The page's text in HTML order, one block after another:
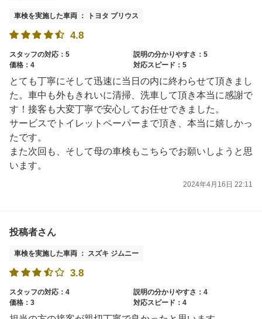
車検を実施した車両 ： トヨタ プリウス
4.8
スタッフの対応：5
説明の分かりやすさ：5
価格：4
対応スピード：5
とても丁寧にそして迅速に当日の内に終わらせて頂きまし
た。車中も外もきれいに清掃、洗車して頂き本当に感謝で
す！接客も大変丁寧で安心してお任せできました。
サービスでトイレットペーパーまで頂き、本当に嬉しかっ
たです。
また次回も、そして母の車検もこちらでお願いしようと思
います。
2024年4月16日 22:11
投稿者さん
車検を実施した車両 ： スズキ ジムニー
3.8
スタッフの対応：4
説明の分かりやすさ：4
価格：3
対応スピード：4